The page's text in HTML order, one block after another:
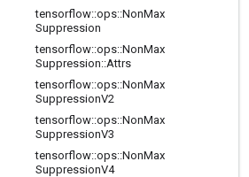
tensorflow::ops::NonMax
Suppression
tensorflow::ops::NonMax
Suppression::Attrs
tensorflow::ops::NonMax
SuppressionV2
tensorflow::ops::NonMax
SuppressionV3
tensorflow::ops::NonMax
SuppressionV4